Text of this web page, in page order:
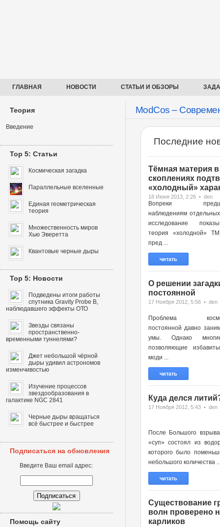
ГЛАВНАЯ НОВОСТИ СТАТЬИ И ОБЗОРЫ
ModCos –
Последние
Тёмная материя в
скоплениях
«холодный»
18 Июня 2013, 2:26 • den
Вопреки
наблюдениям
исследование
теория «холодной»
пред ...
читать
О решении
постоянной
17 Ноября 2012, 5:56 • den
Проблема
постоянной давно
умы. Однако
позволяющие
моди ...
читать
Куда делся
17 Ноября 2012, 5:43 • den
После Большого
«суп» состоял из
которого было
небольшого количества
читать
Существование
волн проверено
карликов
Теория
Введение
Top 5: Статьи
Космическая загадка
Параллельные вселенные
Единая геометрическая
теория
Множественность миров
Хью Эверетта
Квантовые черные дыры
Top 5: Новости
Подведены итоги работы
спутника Gravity Probe B,
наблюдавшего эффекты ОТО
Звезды связаны
пространственно-
временными туннелями?
Джет небольшой чёрной
дыры удивил астрономов
изменчивостью
Изучение процессов
звездообразования в
галактике NGC 2841
Черные дыры вращаться
всё быстрее и быстрее
Подписаться на обновления
Введите Ваш email адрес:
Помощь сайту